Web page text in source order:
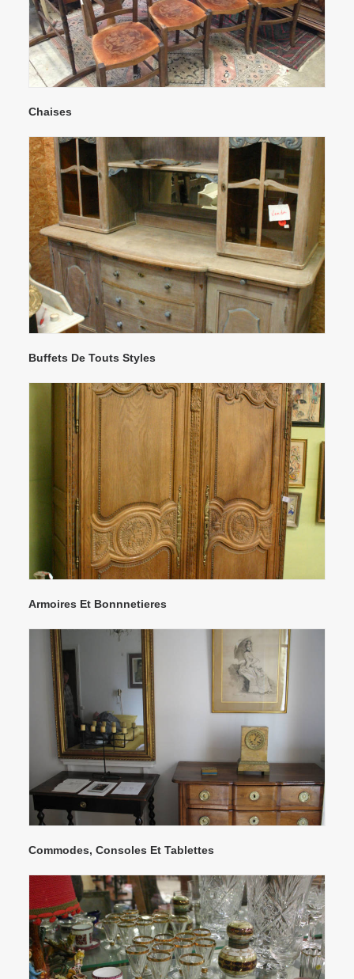
Chaises
Buffets De Touts Styles
Armoires Et Bonnnetieres
Commodes, Consoles Et Tablettes